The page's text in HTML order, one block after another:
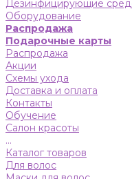
Дезинфицирующие
Оборудование
Распродажа
Подарочные карты
Распродажа
Акции
Схемы ухода
Доставка и оплата
Контакты
Обучение
Салон красоты
...
Каталог товаров
Для волос